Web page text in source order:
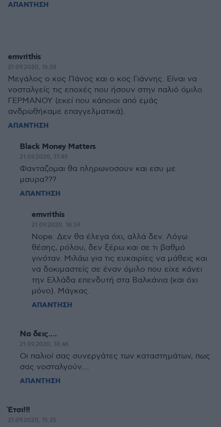
ΑΠΑΝΤΗΣΗ
emvrithis
21.09.2020, 16:28
Μεγάλος ο κος Πάνος και ο κος Γιάννης. Είναι να
νοσταλγείς τις εποχές που ήσουν στην παλιό όμιλο
ΓΕΡΜΑΝΟΥ (εκεί που κάποιοι από εμάς
ανδρωθήκαμε επαγγελματικά).
ΑΠΑΝΤΗΣΗ
Black Money Matters
21.09.2020, 17:49
Φανταζομαι θα πληρωνοσουν και εσυ με
μαυρα???
ΑΠΑΝΤΗΣΗ
emvrithis
21.09.2020, 18:59
Nope. Δεν θα έλεγα όχι, αλλά δεν. Λόγω
θέσης, ρόλου, δεν ξέρω και σε τι βαθμό
γινόταν. Μιλάω για τις ευκαιρίες να μάθεις και
να δοκιμαστείς σε έναν όμιλο που είχε κάνει
την Ελλάδα επενδυτή στα Βαλκάνια (και όχι
μόνο). Μάγκας.
ΑΠΑΝΤΗΣΗ
Να δεις....
21.09.2020, 18:46
Οι παλιοί σας συνεργάτες των καταστημάτων, πως
σας νοσταλγούν....
ΑΠΑΝΤΗΣΗ
Έτσι!!!
21.09.2020, 15:35